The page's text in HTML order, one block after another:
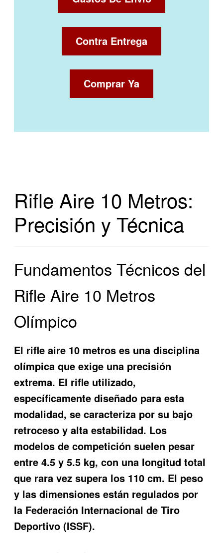
Contra Entrega
Comprar Ya
Rifle Aire 10 Metros:
Precisión y Técnica
Fundamentos Técnicos del
Rifle Aire 10 Metros
Olímpico
El rifle aire 10 metros es una disciplina
olímpica que exige una precisión
extrema. El rifle utilizado,
específicamente diseñado para esta
modalidad, se caracteriza por su bajo
retroceso y alta estabilidad. Los
modelos de competición suelen pesar
entre 4.5 y 5.5 kg, con una longitud total
que rara vez supera los 110 cm. El peso
y las dimensiones están regulados por
la Federación Internacional de Tiro
Deportivo (ISSF).